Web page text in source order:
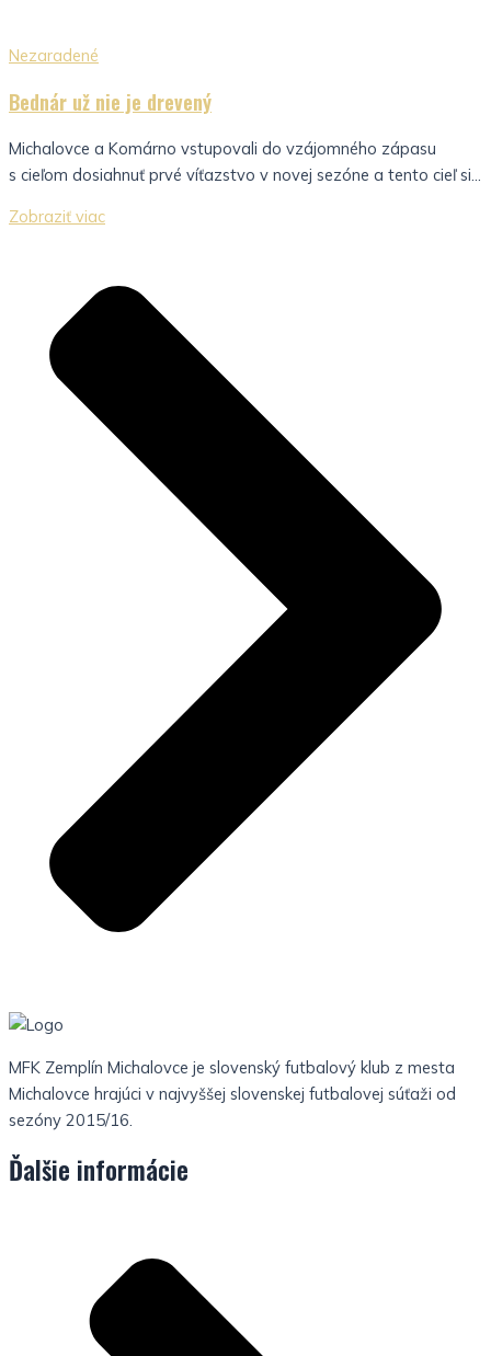
Nezaradené
Bednár už nie je drevený
Michalovce a Komárno vstupovali do vzájomného zápasu
s cieľom dosiahnuť prvé víťazstvo v novej sezóne a tento cieľ si...
Zobraziť viac
MFK Zemplín Michalovce je slovenský futbalový klub z mesta
Michalovce hrajúci v najvyššej slovenskej futbalovej súťaži od
sezóny 2015/16.
Ďalšie informácie